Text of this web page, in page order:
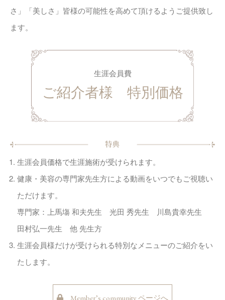
さ」「美しさ」皆様の可能性を高めて頂けるようご提供致し
ます。
生涯会員費
ご紹介者様 特別価格
生涯会員価格で生涯施術が受けられます。
健康・美容の専門家先生方による動画をいつでもご視聴い
ただけます。
専門家：上馬塲 和夫先生 光田 秀先生 川島貴幸先生
田村弘一先生 他 先生方
生涯会員様だけが受けられる特別なメニューのご紹介をい
たします。
Member’s community ページへ